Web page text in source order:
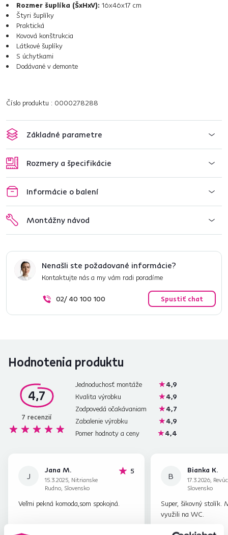
Rozmer šuplíka (ŠxHxV): 16x46x17 cm
Štyri šuplíky
Praktická
Kovová konštrukcia
Látkové šuplíky
S úchytkami
Dodávané v demonte
Číslo produktu : 0000278288
Základné parametre
Rozmery a špecifikácie
Informácie o balení
Montážny návod
Nenašli ste požadované informácie?
Kontaktujte nás a my vám radi poradíme
02/ 40 100 100 Spustiť chat
Hodnotenia produktu
4,7
7 recenzií
Jednoduchosť montáže
4,9
Kvalita výrobku
4,9
Zodpovedá očakávaniam
4,7
Zabalenie výrobku
4,9
Pomer hodnoty a ceny
4,4
J
Jana M.
15.3.2025, Nitrianske
Rudno, Slovensko
5hviezdičiek
Veľmi pekná komoda,som spokojná.
B
Bianka K.
17.3.2026,
Slovensko
Super, šikovný stolík.
využili na WC.